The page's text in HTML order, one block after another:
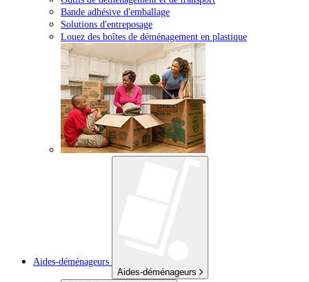
Bande adhésive d'emballage
Solutions d'entreposage
Louez des boîtes de déménagement en plastique
Aides-déménageurs
Aides-déménageurs